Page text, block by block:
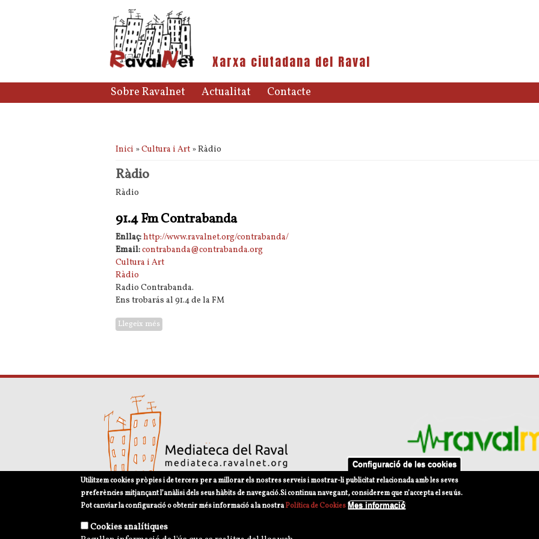
Xarxa ciutadana del Raval
Sobre Ravalnet Actualitat Contacte
Esteu aquí
Inici »Cultura i Art » Ràdio
Ràdio
Ràdio
91.4 Fm Contrabanda
Enllaç:http://www.ravalnet.org/contrabanda/
Email:contrabanda@contrabanda.org
Cultura i Art
Ràdio
Radio Contrabanda.
Ens trobarás al 91.4 de la FM
Llegeix més
Avís legal Política de privacitat i normes d'ús Política de privacitat Xarxes Socials
Configuració de les cookies
Utilitzem cookies pròpies i de tercers per a millorar els nostres serveis i mostrar-li publicitat relacionada amb les seves
preferències mitjançant l’anàlisi dels seus hàbits de navegació.Si continua navegant, considerem que n’accepta el seu ús.
Pot canviar la configuració o obtenir més informació a la nostraPolítica de Cookies Mes informació
Cookies analítiques